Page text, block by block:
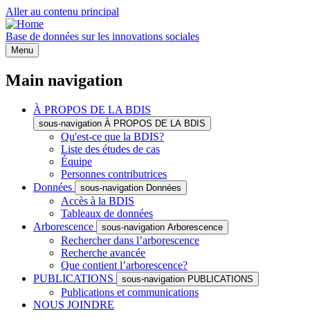
Aller au contenu principal
Base de données sur les innovations sociales
Menu
Main navigation
À PROPOS DE LA BDIS
sous-navigation À PROPOS DE LA BDIS
Qu'est-ce que la BDIS?
Liste des études de cas
Équipe
Personnes contributrices
Données
sous-navigation Données
Accès à la BDIS
Tableaux de données
Arborescence
sous-navigation Arborescence
Rechercher dans l’arborescence
Recherche avancée
Que contient l’arborescence?
PUBLICATIONS
sous-navigation PUBLICATIONS
Publications et communications
NOUS JOINDRE